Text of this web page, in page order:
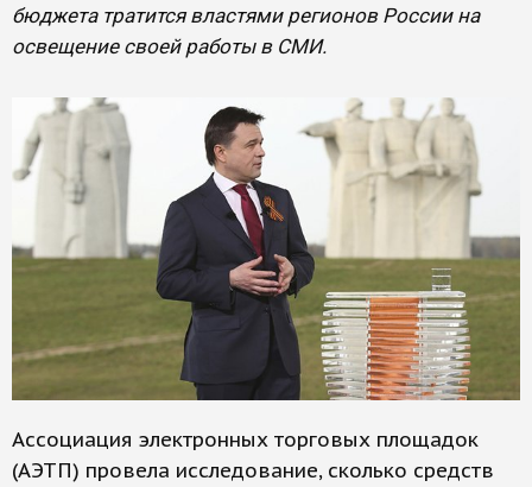
бюджета тратится властями регионов России на
освещение своей работы в СМИ.
Ассоциация электронных торговых площадок
(АЭТП) провела исследование, сколько средств